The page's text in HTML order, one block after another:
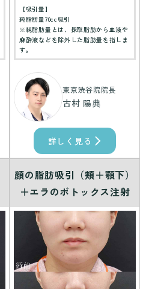
【吸引量】
純脂肪量70cc吸引
※純脂肪量とは、採取脂肪から血液や
麻酔液などを除外した脂肪量を指しま
す。
東京渋谷院院長
古村 陽典
詳しく見る
顔の脂肪吸引（頬＋顎下）
＋エラのボトックス注射